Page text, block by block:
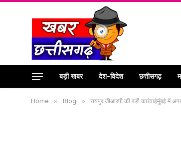
बड़ी खबर देश-विदेश छत्तीसगढ़
Home » Blog » रायपुर जीआरपी की बड़ी कार्रवाईमुंबई में